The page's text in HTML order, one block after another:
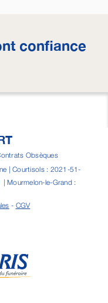
confiance
Obsèques
| Courtisols : 2021-51-
Mourmelon-le-Grand :
- CGV